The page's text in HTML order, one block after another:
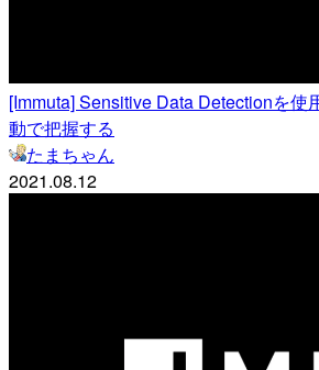
[Immuta] Sensitive Data Detectionを使
動で把握する
たまちゃん
2021.08.12